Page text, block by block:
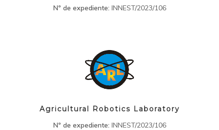
Nº de expediente: INNEST/2023/106
Agricultural Robotics Laboratory
Nº de expediente: INNEST/2023/106